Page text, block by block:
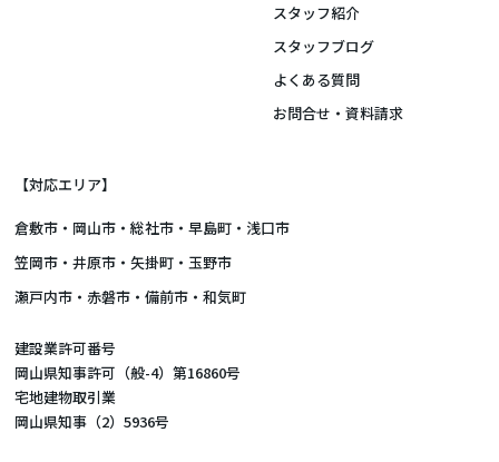
スタッフ紹介
スタッフブログ
よくある質問
お問合せ・資料請求
【対応エリア】
倉敷市 ・ 岡山市 ・総社市・早島町・浅口市
笠岡市・井原市・矢掛町・玉野市
瀬戸内市・赤磐市・備前市・和気町
建設業許可番号
岡山県知事許可（般-4）第16860号
宅地建物取引業
岡山県知事（2）5936号